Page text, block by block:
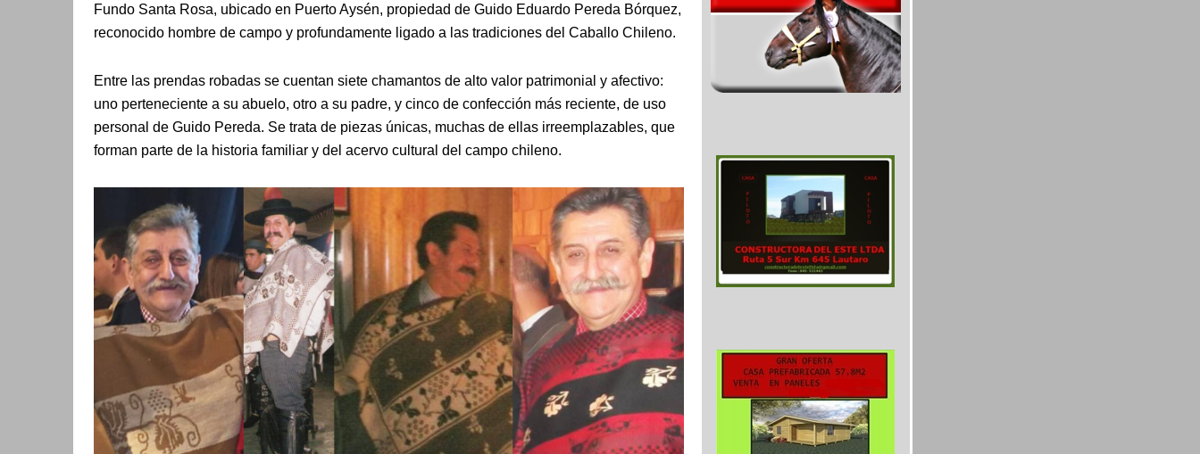
Fundo Santa Rosa, ubicado en Puerto Aysén, propiedad de Guido Eduardo Pereda Bórquez,
reconocido hombre de campo y profundamente ligado a las tradiciones del Caballo Chileno.
Entre las prendas robadas se cuentan siete chamantos de alto valor patrimonial y afectivo:
uno perteneciente a su abuelo, otro a su padre, y cinco de confección más reciente, de uso
personal de Guido Pereda. Se trata de piezas únicas, muchas de ellas irreemplazables, que
forman parte de la historia familiar y del acervo cultural del campo chileno.